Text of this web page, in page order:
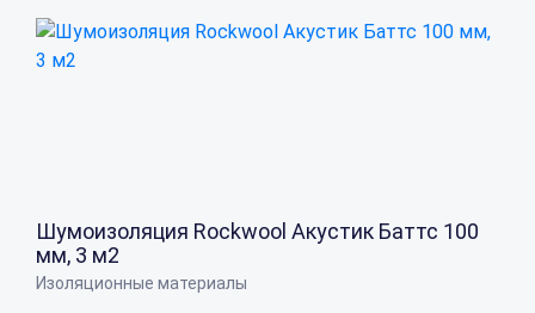
Шумоизоляция Rockwool Акустик Баттс 100
мм, 3 м2
Изоляционные материалы